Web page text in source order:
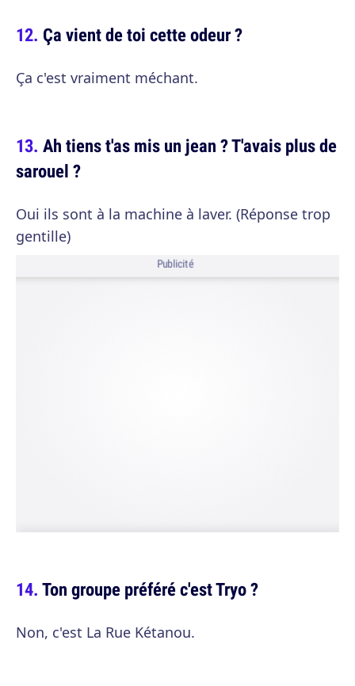
Ça vient de toi cette odeur ?
Ça c'est vraiment méchant.
Ah tiens t'as mis un jean ? T'avais plus de
sarouel ?
Oui ils sont à la machine à laver. (Réponse trop
gentille)
Publicité
Ton groupe préféré c'est Tryo ?
Non, c'est La Rue Kétanou.